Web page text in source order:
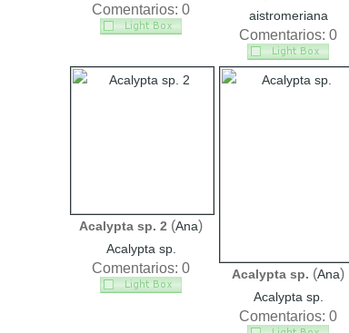
Comentarios: 0
aistromeriana
Comentarios: 0
Acalypta sp. 2 (Ana)
Acalypta sp.
Comentarios: 0 Acalypta sp. (Ana)
Acalypta sp.
Comentarios: 0